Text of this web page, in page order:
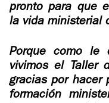
ENCOUNTERS –
EXPERIENCE OF
EVANGELIZATION
TALKS AND
MEETINGS
pronto para que
la vida ministerial
Porque como le
vivimos el Taller
gracias por hacer
formación